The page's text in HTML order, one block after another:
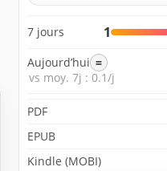
7 jours 1
Aujourd’hui =
vs moy. 7j : 0.1/j
PDF
EPUB
Kindle (MOBI)